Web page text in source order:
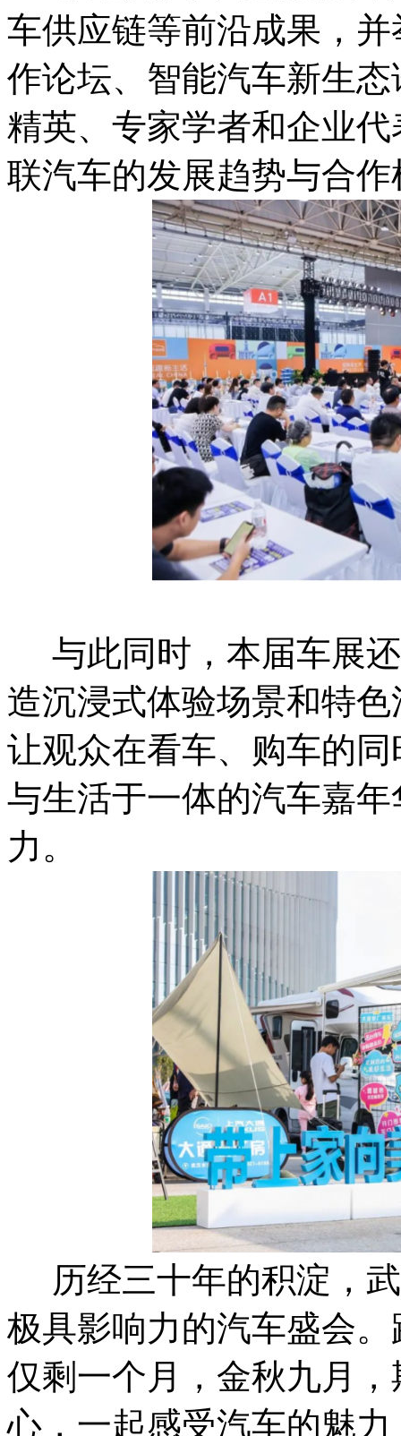
车供应链等前沿成果，
作论坛、智能汽车新生
精英、专家学者和企业
联汽车的发展趋势与合作
与此同时，本届车展还
造沉浸式体验场景和特
让观众在看车、购车的
与生活于一体的汽车嘉
力。
历经三十年的积淀，
极具影响力的汽车盛会
仅剩一个月，金秋九月
心，一起感受汽车的魅